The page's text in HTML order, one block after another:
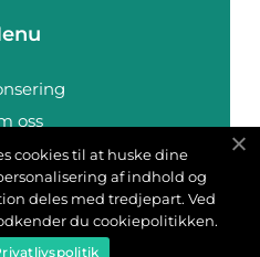
oss
oss
cookies til at huske dine
af indhold og
deles med tredjepart. Ved
du cookiepolitikken.